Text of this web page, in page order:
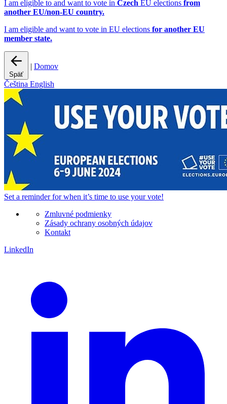
I am eligible to and want to vote in Czech EU elections from
another EU/non-EU country.
I am eligible and want to vote in EU elections for another EU
member state.
Späť
| Domov
Čeština English
Set a reminderfor when it’s time to use your vote!
Zmluvné podmienky
Zásady ochrany osobných údajov
Kontakt
LinkedIn